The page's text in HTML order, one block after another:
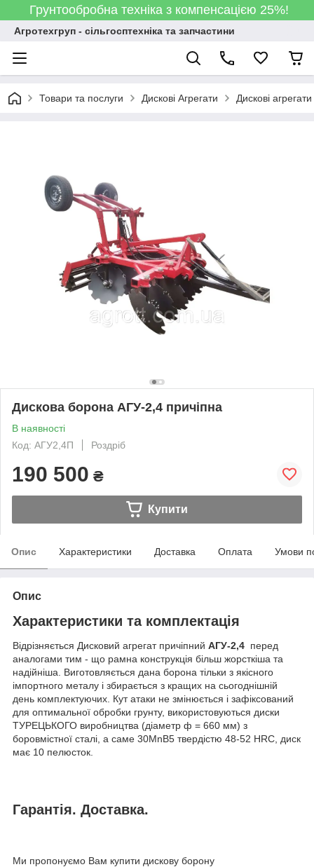
Грунтообробна техніка з компенсацією 25%!
Агротехгруп - сільгосптехніка та запчастини
Товари та послуги Дискові Агрегати Дискові
Дискова борона АГУ-2,4 причіпна
В наявності
Код: АГУ2,4П
Роздріб
190 500 ₴
Купити
Опис Характеристики Доставка Оплата Умови
Опис
Характеристики та комплектація
Відрізняється Дисковий агрегат причіпний АГУ-2,4 перед
аналогами тим - що рамна конструкція більш жорсткіша та
надійніша. Виготовляється дана борона тільки з якісного
імпортного металу і збирається з кращих на сьогоднішній
день комплектуючих. Кут атаки не змінюється і зафіксований
для оптимальної обробки грунту, використовуються диски
ТУРЕЦЬКОГО виробництва (діаметр ф = 660 мм) з
боровмістної сталі, а саме 30MnB5 твердістю 48-52 HRC, диск
має 10 пелюсток.
Гарантія. Доставка.
Ми пропонуємо Вам купити дискову борону